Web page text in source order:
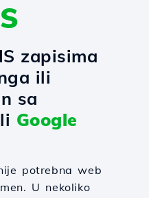
zapisima
ili
sa
Google
potrebna web
U nekoliko